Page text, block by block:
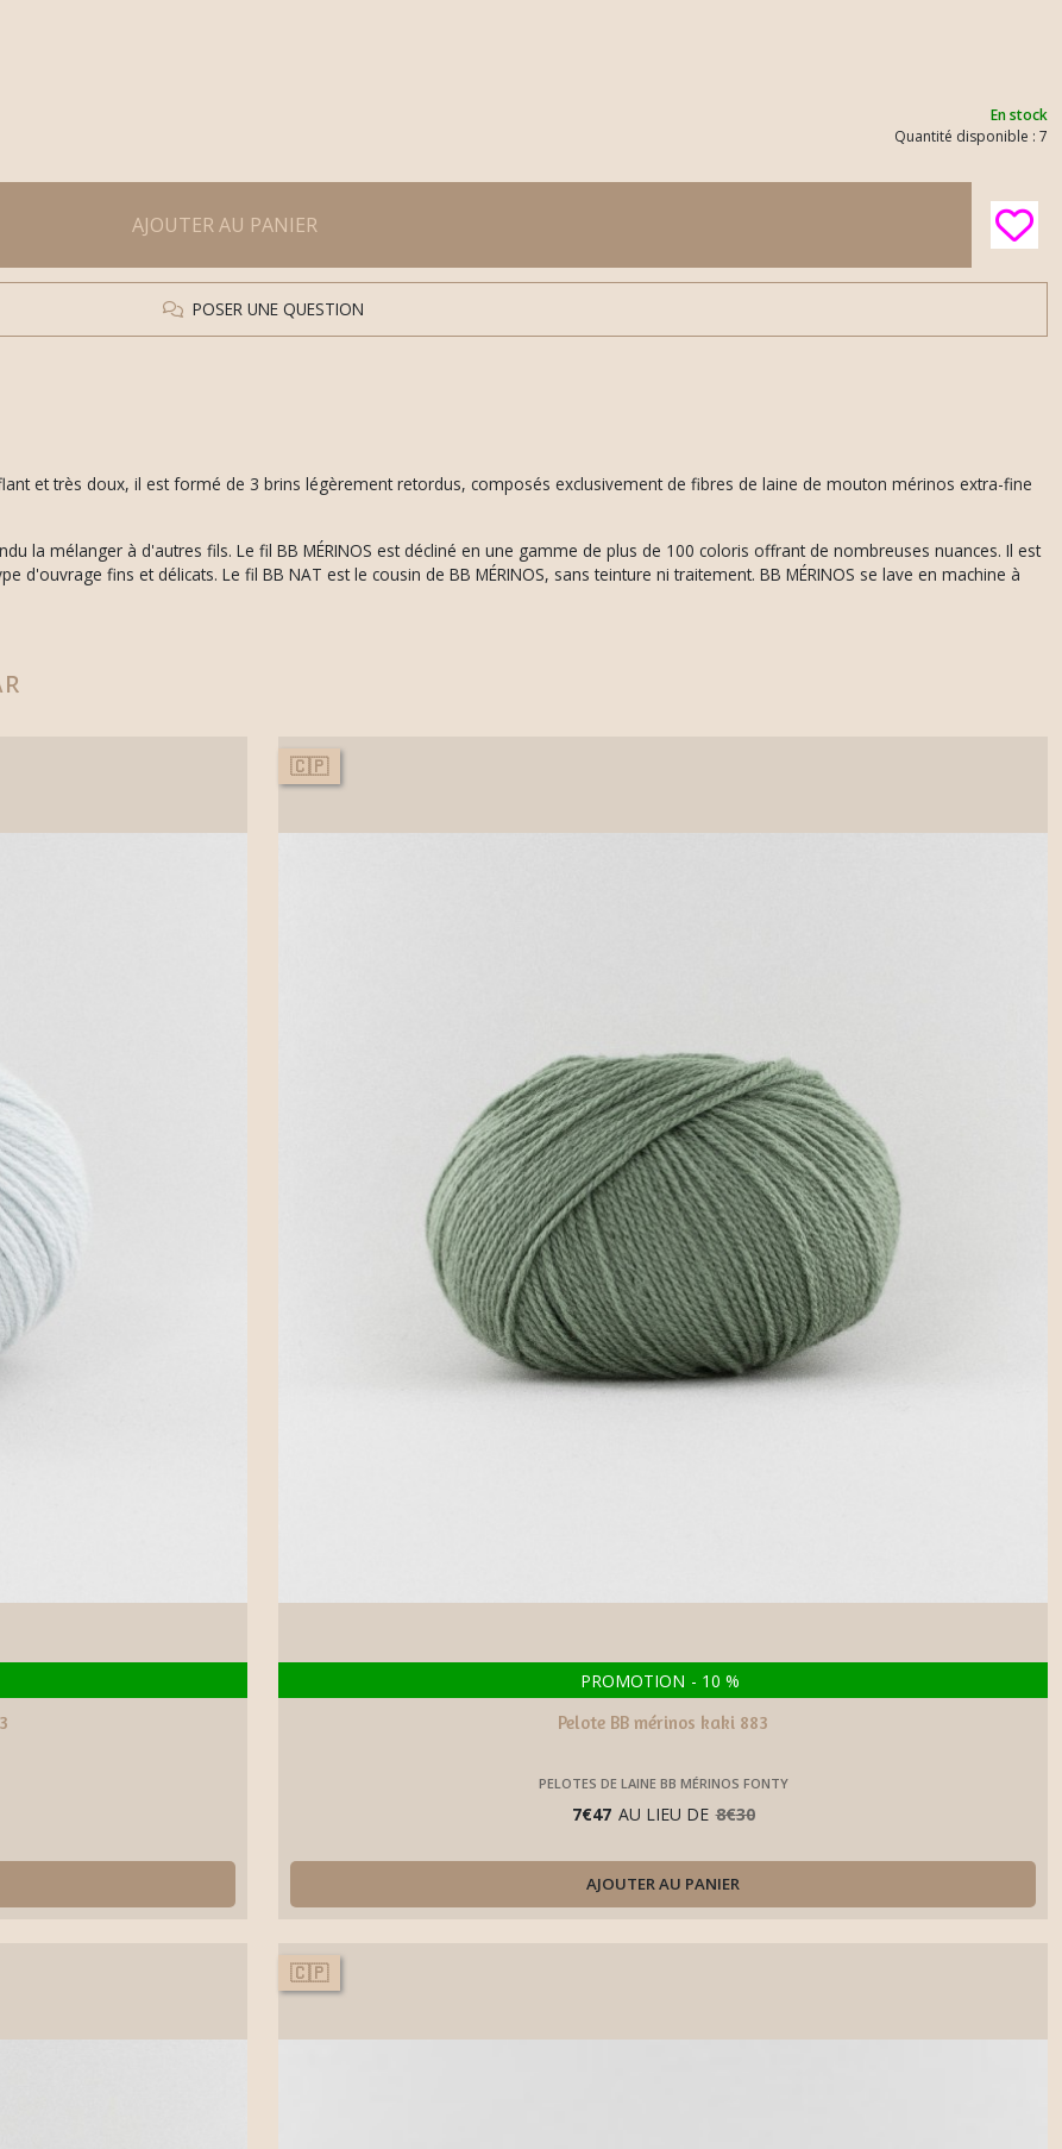
En stock
Quantité disponible : 7
AJOUTER AU PANIER
POSER UNE QUESTION
et très doux, il est formé de 3 brins légèrement retordus, composés exclusivement de fibres de laine de mouton mérinos extra-fine
la mélanger à d'autres fils. Le fil BB MÉRINOS est décliné en une gamme de plus de 100 coloris offrant de nombreuses nuances. Il est
fins et délicats. Le fil BB NAT est le cousin de BB MÉRINOS, sans teinture ni traitement. BB MÉRINOS se lave en machine à
🇨🇵
PROMOTION - 10 %
Pelote BB mérinos kaki 883
PELOTES DE LAINE BB MÉRINOS FONTY
7€47 AU LIEU DE 8€30
AJOUTER AU PANIER
🇨🇵